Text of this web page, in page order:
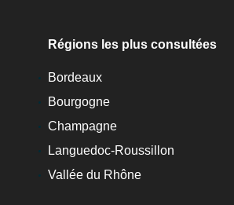
Régions les plus consultées
Bordeaux
Bourgogne
Champagne
Languedoc-Roussillon
Vallée du Rhône